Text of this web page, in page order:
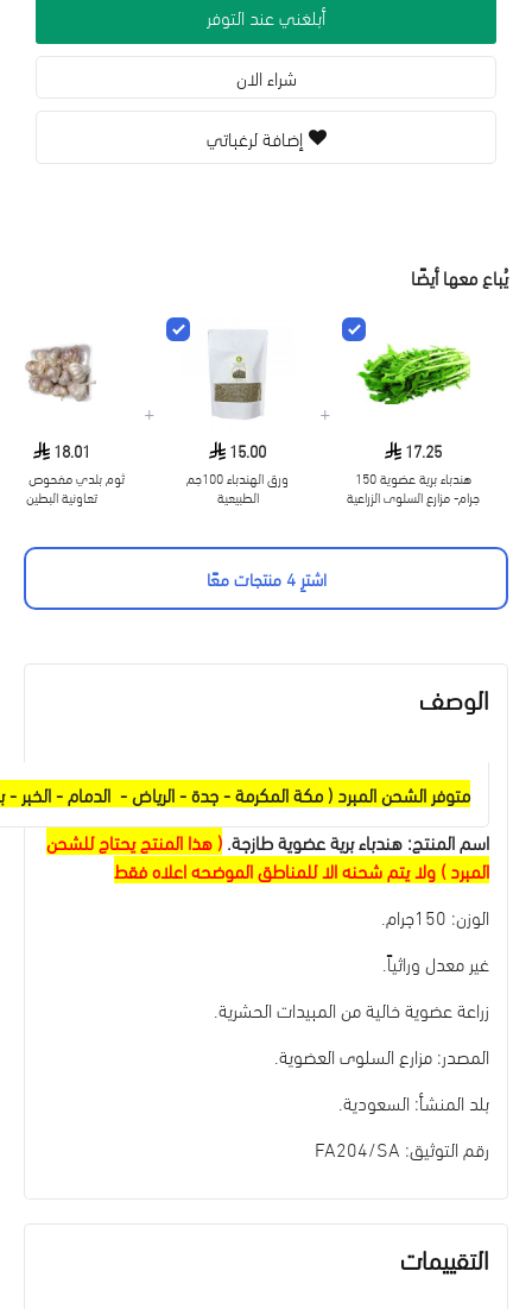
أبلغني عند التوفر
شراء الان
إضافة لرغباتي
يُباع معها أيضًا
17.25
هندباء برية عضوية 150
جرام- مزارع السلوى الزراعية
+
15.00
ورق الهندباء 100جم
الطبيعية
+
18.01
ثوم بلدي مفحوص طبق
تعاونية البطين
اشترِ 4 منتجات معًا
الوصف
متوفر الشحن المبرد ( مكة المكرمة - جدة - الرياض - الدمام -
اسم المنتج: هندباء برية عضوية طازجة. ( هذا المنتج يحتاج للشحن
المبرد ) ولا يتم شحنه الا للمناطق الموضحه اعلاه فقط
الوزن: 150جرام.
غير معدل وراثياً.
زراعة عضوية خالية من المبيدات الحشرية.
المصدر: مزارع السلوى العضوية.
بلد المنشأ: السعودية.
رقم التوثيق: FA204/SA
التقييمات